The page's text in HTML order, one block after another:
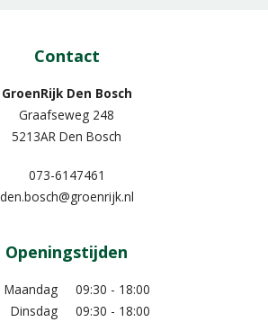
Contact
GroenRijk Den Bosch
Graafseweg 248
5213AR Den Bosch
073-6147461
den.bosch@groenrijk.nl
Openingstijden
Maandag
09:30 - 18:00
Dinsdag
09:30 - 18:00